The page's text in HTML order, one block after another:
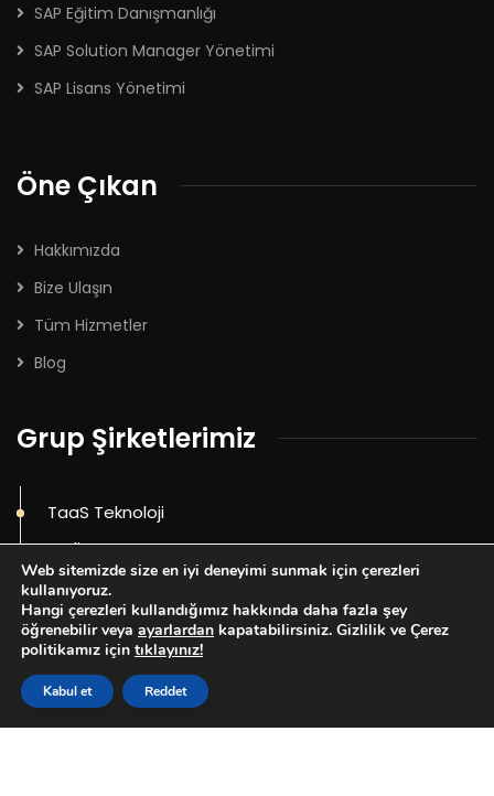
SAP Eğitim Danışmanlığı
SAP Solution Manager Yönetimi
SAP Lisans Yönetimi
Öne Çıkan
Hakkımızda
Bize Ulaşın
Tüm Hizmetler
Blog
Grup Şirketlerimiz
TaaS Teknoloji
Prolista
Web sitemizde size en iyi deneyimi sunmak için çerezleri
kullanıyoruz.
Hangi çerezleri kullandığımız hakkında daha fazla şey
öğrenebilir veya ayarlardan kapatabilirsiniz. Gizlilik ve Çerez
politikamız için tıklayınız!
Kabul et Reddet